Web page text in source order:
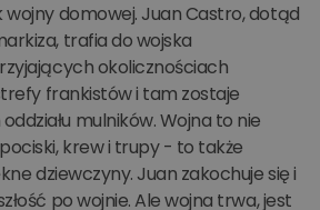
wojny domowej. Juan Castro, dotąd
trafia do wojska
okolicznościach
frankistów i tam zostaje
mulników. Wojna to nie
krew i trupy - to także
dziewczyny. Juan zakochuje się i
po wojnie. Ale wojna trwa, jest